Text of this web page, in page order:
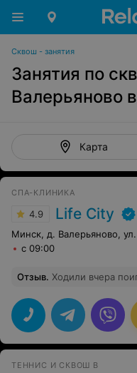
Сквош - занятия
Занятия по
Валерьяново
Карта
СПА-КЛИНИКА
4.9 Life City
Минск, д. Валерьяново,
с 09:00
Отзыв. Ходили вчера
ТЕННИС И СКВОШ В